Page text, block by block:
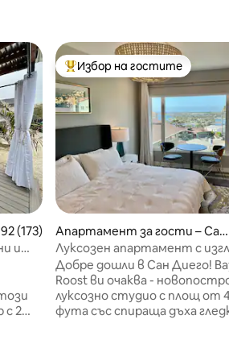
оценка: 4,92 от 5, 173 отзива
(173)
и
с 2
Най-популярен избор на
Избор на гостите
Апартамент за гости – Сан
Диего
Луксозен апартамент с
залива/океана – Сан Диего/
Бей
Добре дошли в Сан Диего!
Roost ви очаква -
луксозно студио с площ от
фута със спираща дъха